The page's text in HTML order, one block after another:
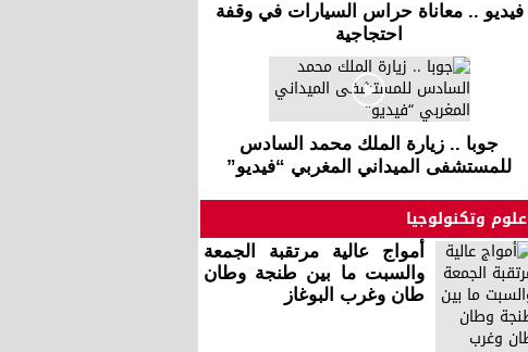
فيديو .. معاناة حراس السيارات في وقفة
احتجاجية
جوبا .. زيارة الملك محمد السادس
للمستشفى الميداني المغربي “فيديو”
علوم وتكنولوجيا
أمواج عالية مرتقبة الجمعة
والسبت ما بين طنجة وطان
طان وغرب البوغاز